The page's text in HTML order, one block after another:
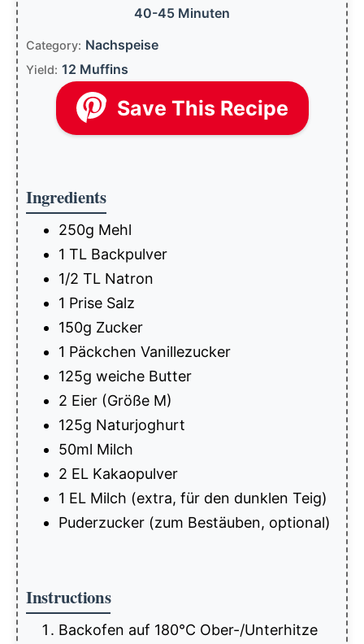
40-45 Minuten
Category: Nachspeise
Yield: 12 Muffins
Save This Recipe
Ingredients
250g Mehl
1 TL Backpulver
1/2 TL Natron
1 Prise Salz
150g Zucker
1 Päckchen Vanillezucker
125g weiche Butter
2 Eier (Größe M)
125g Naturjoghurt
50ml Milch
2 EL Kakaopulver
1 EL Milch (extra, für den dunklen Teig)
Puderzucker (zum Bestäuben, optional)
Instructions
Backofen auf 180°C Ober-/Unterhitze